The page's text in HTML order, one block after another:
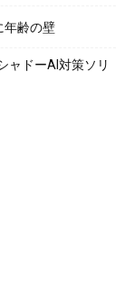
年齢の壁
ャドーAI対策ソリ